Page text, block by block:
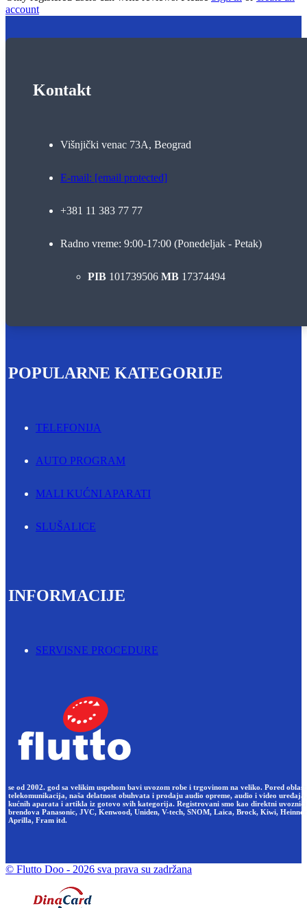
account
Kontakt
Višnjički venac 73A, Beograd
E-mail: [email protected]
+381 11 383 77 77
Radno vreme: 9:00-17:00 (Ponedeljak - Petak)
PIB 101739506 MB 17374494
POPULARNE KATEGORIJE
TELEFONIJA
AUTO PROGRAM
MALI KUĆNI APARATI
SLUŠALICE
INFORMACIJE
SERVISNE PROCEDURE
se od 2002. god sa velikim uspehom bavi uvozom robe i trgovinom na veliko. Pored
telekomunikacija, naša delatnost obuhvata i prodaju audio opreme, audio i video uređaja,
kućnih aparata i artikla iz gotovo svih kategorija. Registrovani smo kao direktni uvoznici
brendova Panasonic, JVC, Kenwood, Uniden, V-tech, SNOM, Laica, Brock, Kiwi,
Aprilla, Fram itd.
© Flutto Doo - 2026 sva prava su zadržana